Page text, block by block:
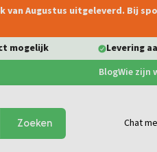
van Augustus uitgeleverd. Bij
mogelijk Levering
BlogWie zijn
Chat
Zoeken